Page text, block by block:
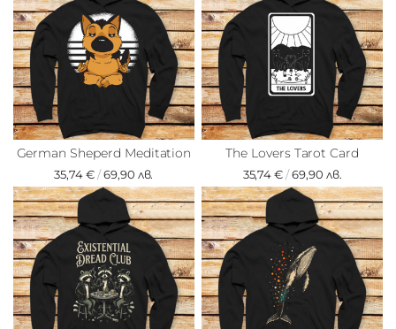
German Sheperd Meditation
35,74 €/69,90 лв.
The Lovers Tarot Card
35,74 €/69,90 лв.